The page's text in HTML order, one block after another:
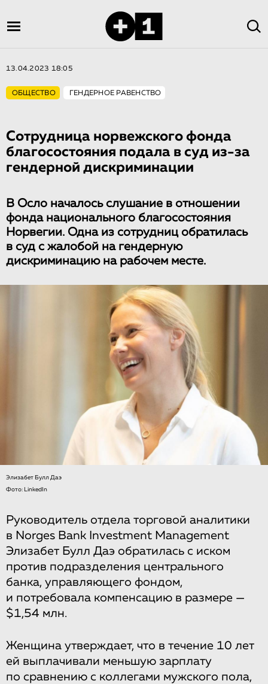
13.04.2023 18:05
ОБЩЕСТВО ГЕНДЕРНОЕ РАВЕНСТВО
Сотрудница норвежского фонда
благосостояния подала в суд из-за
гендерной дискриминации
В Осло началось слушание в отношении
фонда национального благосостояния
Норвегии. Одна из сотрудниц обратилась
в суд с жалобой на гендерную
дискриминацию на рабочем месте.
Элизабет Булл Даэ
Фото: LinkedIn
Руководитель отдела торговой аналитики
в Norges Bank Investment Management
Элизабет Булл Даэ обратилась с иском
против подразделения центрального
банка, управляющего фондом,
и потребовала компенсацию в размере —
$1,54 млн.
Женщина утверждает, что в течение 10 лет
ей выплачивали меньшую зарплату
по сравнению с коллегами мужского пола,